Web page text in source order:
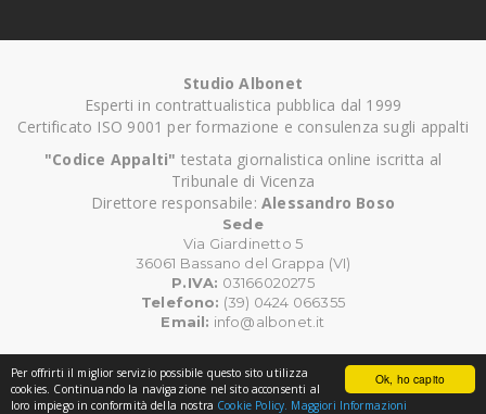
Ok, ho capito
Per offrirti il miglior servizio possibile questo sito utilizza
cookies. Continuando la navigazione nel sito acconsenti al
loro impiego in conformità della nostra Cookie Policy. Maggiori Informazioni
Studio Albonet
Esperti in contrattualistica pubblica dal 1999
Certificato ISO 9001 per formazione e consulenza sugli appalti
"Codice Appalti" testata giornalistica online iscritta al
Tribunale di Vicenza
Direttore responsabile: Alessandro Boso
Sede
Via Giardinetto 5
36061 Bassano del Grappa (VI)
P.IVA: 03166020275
Telefono: (39) 0424 066355
Email: info@albonet.it
©Copyright CodiceAppalti.it. Tutti i diritti riservati.